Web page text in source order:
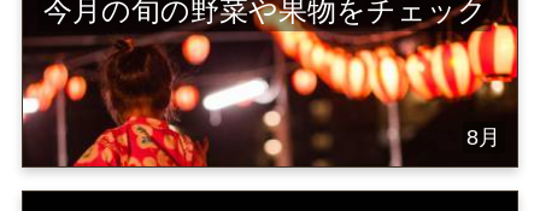
今月の旬の野菜や果物をチェック
8月